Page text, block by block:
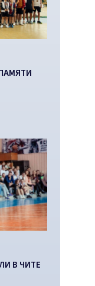
В ЧИТЕ